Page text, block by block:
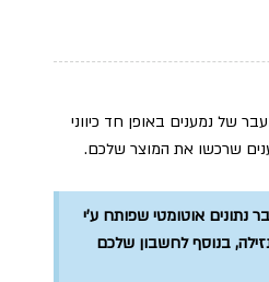
של נמענים באופן חד כיווני
שרכשו את המוצר שלכם.
נתונים אוטומטי שפותח ע'י
בנוסף לחשבון שלכם